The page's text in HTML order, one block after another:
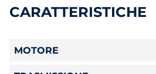
CARATTERISTICHE
MOTORE